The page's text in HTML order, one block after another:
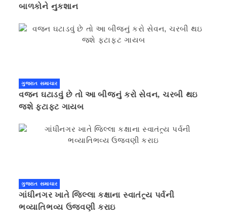
બાળકોને નુકશાન
ગુજરાત સમાચાર
વજન ઘટાડવું છે તો આ બીજનું કરો સેવન, ચરબી થઇ
જશે ફટાફટ ગાયબ
ગુજરાત સમાચાર
ગાંધીનગર ખાતે જિલ્લા કક્ષાના સ્વાતંત્ર્ય પર્વની
ભવ્યાતિભવ્ય ઉજવણી કરાઇ